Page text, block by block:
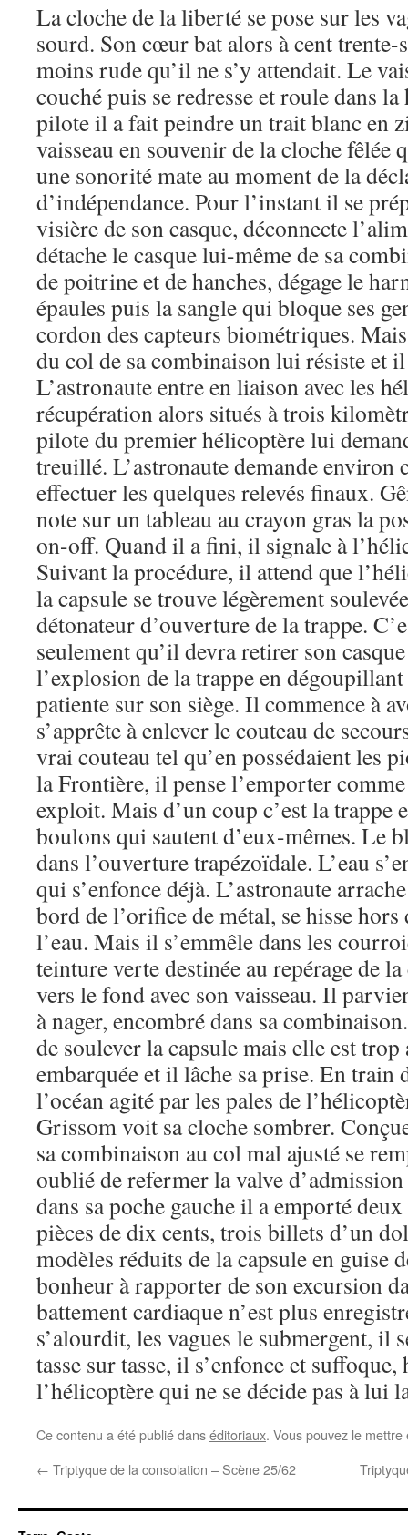
La cloche de la liberté se pose sur les
sourd. Son cœur bat alors à cent trente-
moins rude qu’il ne s’y attendait. Le
couché puis se redresse et roule dans
pilote il a fait peindre un trait blanc en
vaisseau en souvenir de la cloche fêlée
une sonorité mate au moment de la
d’indépendance. Pour l’instant il se
visière de son casque, déconnecte
détache le casque lui-même de sa
de poitrine et de hanches, dégage le
épaules puis la sangle qui bloque ses
cordon des capteurs biométriques.
du col de sa combinaison lui résiste et
L’astronaute entre en liaison avec les
récupération alors situés à trois
pilote du premier hélicoptère lui
treuillé. L’astronaute demande environ
effectuer les quelques relevés finaux.
note sur un tableau au crayon gras la
on-off. Quand il a fini, il signale à
Suivant la procédure, il attend que
la capsule se trouve légèrement
détonateur d’ouverture de la trappe.
seulement qu’il devra retirer son
l’explosion de la trappe en
patiente sur son siège. Il commence à
s’apprête à enlever le couteau de
vrai couteau tel qu’en possédaient les
la Frontière, il pense l’emporter
exploit. Mais d’un coup c’est la trappe
boulons qui sautent d’eux-mêmes. Le
dans l’ouverture trapézoïdale. L’eau
qui s’enfonce déjà. L’astronaute
bord de l’orifice de métal, se hisse hors
l’eau. Mais il s’emmêle dans les
teinture verte destinée au repérage de
vers le fond avec son vaisseau. Il
à nager, encombré dans sa
de soulever la capsule mais elle est
embarquée et il lâche sa prise. En train
l’océan agité par les pales de
Grissom voit sa cloche sombrer.
sa combinaison au col mal ajusté se
oublié de refermer la valve
dans sa poche gauche il a emporté
pièces de dix cents, trois billets d’un
modèles réduits de la capsule en guise
bonheur à rapporter de son excursion
battement cardiaque n’est plus
s’alourdit, les vagues le submergent, il
tasse sur tasse, il s’enfonce et
l’hélicoptère qui ne se décide pas à lui
Ce contenu a été publié danséditoriaux. Vous pouvez le
← Triptyque de la consolation – Scène 25/62